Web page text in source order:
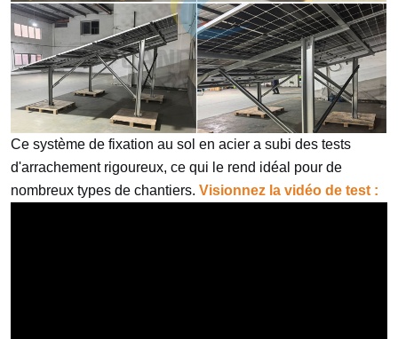
Ce système de fixation au sol en acier a subi des tests
d'arrachement rigoureux, ce qui le rend idéal pour de
nombreux types de chantiers. Visionnez la vidéo de test :